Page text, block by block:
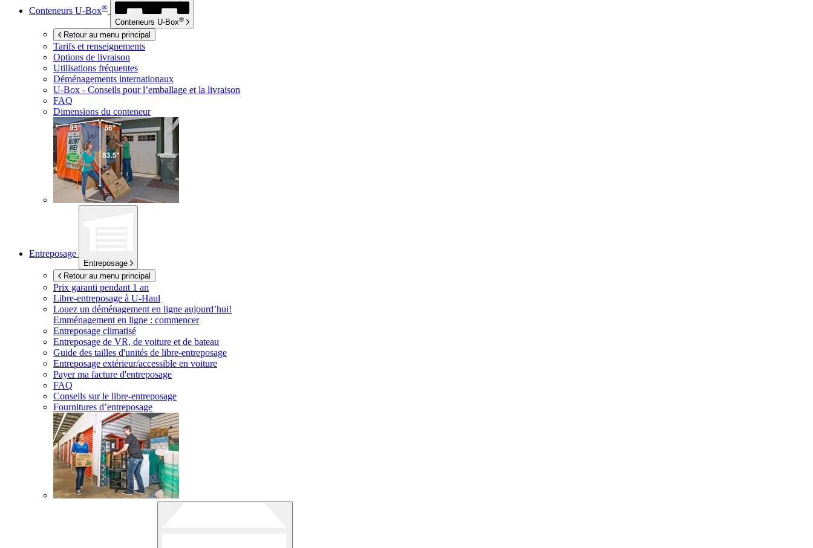
Conteneurs U-Box®
Conteneurs U-Box®
Retour au menu principal
Tarifs et renseignements
Options de livraison
Utilisations fréquentes
Déménagements internationaux
U-Box - Conseils pour l’emballage et la livraison
FAQ
Dimensions du conteneur
Entreposage
Entreposage
Retour au menu principal
Prix garanti pendant 1 an
Libre-entreposage à U-Haul
Louez un déménagement en ligne aujourd’hui!
Emménagement en ligne : commencer
Entreposage climatisé
Entreposage de VR, de voiture et de bateau
Guide des tailles d'unités de libre-entreposage
Entreposage extérieur/accessible en voiture
Payer ma facture d'entreposage
FAQ
Conseils sur le libre-entreposage
Fournitures d’entreposage